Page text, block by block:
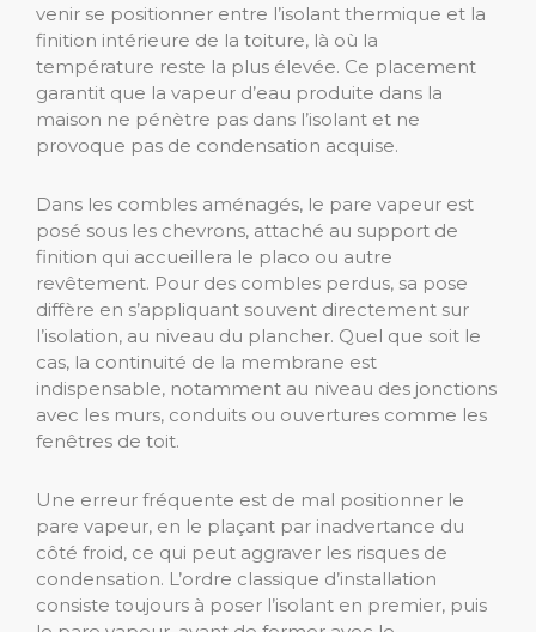
venir se positionner entre l’isolant thermique et la
finition intérieure de la toiture, là où la
température reste la plus élevée. Ce placement
garantit que la vapeur d’eau produite dans la
maison ne pénètre pas dans l’isolant et ne
provoque pas de condensation acquise.
Dans les combles aménagés, le pare vapeur est
posé sous les chevrons, attaché au support de
finition qui accueillera le placo ou autre
revêtement. Pour des combles perdus, sa pose
diffère en s’appliquant souvent directement sur
l’isolation, au niveau du plancher. Quel que soit le
cas, la continuité de la membrane est
indispensable, notamment au niveau des jonctions
avec les murs, conduits ou ouvertures comme les
fenêtres de toit.
Une erreur fréquente est de mal positionner le
pare vapeur, en le plaçant par inadvertance du
côté froid, ce qui peut aggraver les risques de
condensation. L’ordre classique d’installation
consiste toujours à poser l’isolant en premier, puis